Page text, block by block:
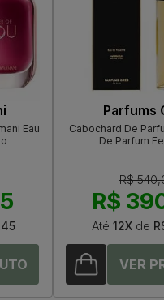
Eau
Parfums
Cabochard De
De Parfum
R$
R$
Até 12Xde